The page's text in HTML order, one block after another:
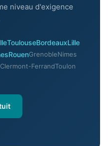
niveau d'exigence
ToulouseBordeauxLille
RouenGrenobleNimes
Clermont-FerrandToulon